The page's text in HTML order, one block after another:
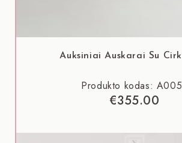
Auksiniai Auskarai Su
Produkto kodas:
€355.00